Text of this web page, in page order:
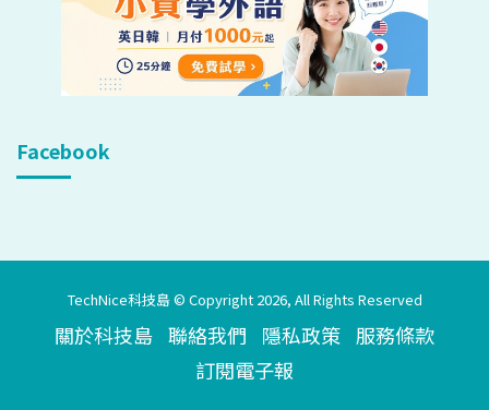
Facebook
TechNice科技島 © Copyright 2026, All Rights Reserved
關於科技島 聯絡我們 隱私政策 服務條款
訂閱電子報